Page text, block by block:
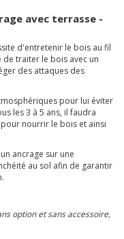
avec terrasse -
d'entretenir le bois au fil
de traiter le bois avec un
des attaques des
pour lui éviter
les 3 à 5 ans, il faudra
nourrir le bois et ainsi
ancrage sur une
au sol afin de garantir
option et sans accessoire,